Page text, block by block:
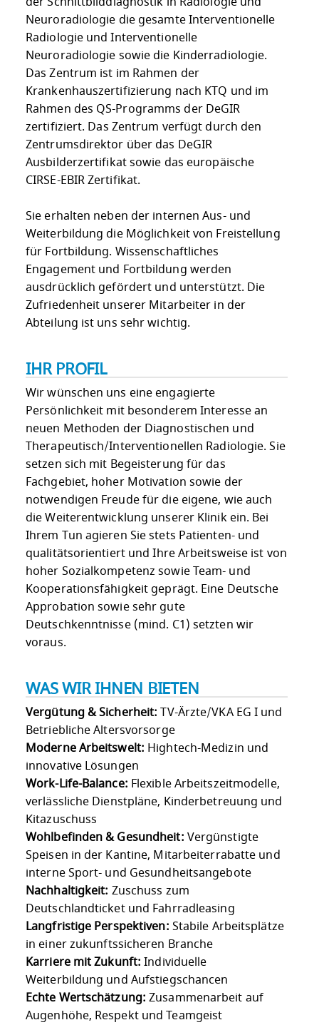
Neuroradiologie die gesamte In­terventionelle
Radiologie und In­terventionelle
Neuroradiologie sowie die Kinderra­diologie.
Das Zentrum ist im Rahmen der
Krankenhauszertifizierung nach KTQ und im
Rahmen des QS-Programms der DeGIR
zertifiziert. Das Zentrum verfügt durch den
Zentrumsdirektor über das DeGIR
Ausbilderzertifikat so­wie das europäische
CIRSE-EBIR Zertifikat.
Sie erhalten neben der internen Aus- und
Weiterbildung die Möglichkeit von Freistellung
für Fortbildung. Wissenschaftliches
Engagement und Fortbildung werden
ausdrücklich gefördert und unterstützt. Die
Zufrie­denheit unserer Mitarbeiter in der
Abteilung ist uns sehr wichtig.
IHR PROFIL
Wir wünschen uns eine engagierte
Persönlichkeit mit besonderem Interesse an
neuen Methoden der Diagnostischen und
Therapeutisch/Interventionellen Radiologie. Sie
setzen sich mit Begeisterung für das
Fachgebiet, hoher Motivation sowie der
notwendigen Freude für die eigene, wie auch
die Weiterentwicklung unserer Klinik ein. Bei
Ihrem Tun agieren Sie stets Patienten- und
qualitätsorientiert und Ihre Arbeitsweise ist von
hoher Sozialkompetenz sowie Team- und
Kooperationsfähigkeit geprägt. Eine Deutsche
Approbation sowie sehr gute
Deutschkenntnisse (mind. C1) setzten wir
voraus.
WAS WIR IHNEN BIETEN
Vergütung & Sicherheit:TV-Ärzte/VKA EG I und
Betriebliche Altersvorsorge
Moderne Arbeitswelt: Hightech-Medizin und
innovative Lösungen
Work-Life-Balance: Flexible Arbeitszeitmodelle,
verlässliche Dienstpläne, Kinderbetreuung und
Kitazuschuss
Wohlbefinden & Gesundheit: Vergünstigte
Speisen in der Kantine, Mitarbeiterrabatte und
interne Sport- und Gesundheitsangebote
Nachhaltigkeit: Zuschuss zum
Deutschlandticket und Fahrradleasing
Langfristige Perspektiven: Stabile Arbeitsplätze
in einer zukunftssicheren Branche
Karriere mit Zukunft: Individuelle
Weiterbildung und Aufstiegschancen
Echte Wertschätzung: Zusammenarbeit auf
Augenhöhe, Respekt und Teamgeist